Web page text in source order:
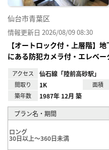
仙台市青葉区
情報更新日 2026/08/09 08:30
【オートロック付・上層階
にある防犯カメラ付・エレベー
アクセス 仙石線「陸前高砂駅」
間取り 1K 面積
築年数 1987年 12月 築
プラン名・期間
ロング
30日以上～360日未満